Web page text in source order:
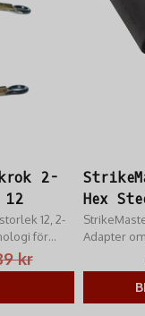
2-
12, 2-
för
alla
kr
Hex
Adapter
i 22 mm